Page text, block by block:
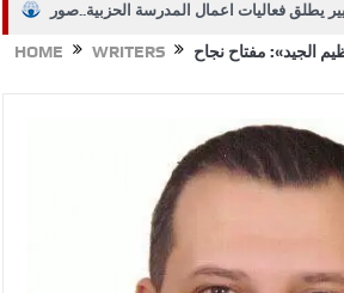
يطلق فعاليات اعمال المدرسة الحزبية..صور
لحملة البكالوريوس في الحقوق والقانون
الإسلامية والمسيحية
النواب يقر مشروع تعديل قانون الملكية العقارية
الصحف اليومية ويؤكد حرص مجلس النواب
HOME WRITERS
الجيد»: مفتاح نجاح